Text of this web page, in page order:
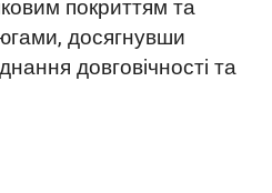
покриттям та
досягнувши
довговічності та